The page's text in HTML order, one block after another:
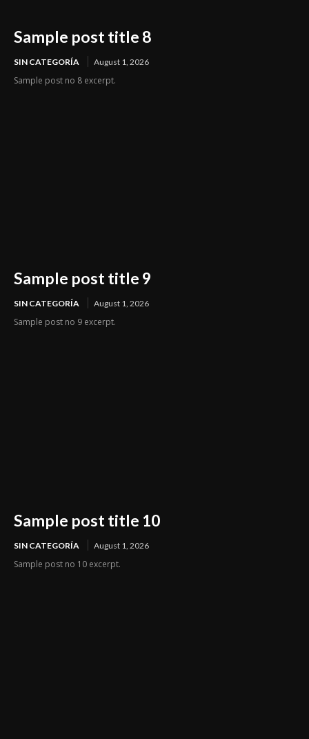
Sample post title 8
SIN CATEGORÍA August 1, 2026
Sample post no 8 excerpt.
Sample post title 9
SIN CATEGORÍA August 1, 2026
Sample post no 9 excerpt.
Sample post title 10
SIN CATEGORÍA August 1, 2026
Sample post no 10 excerpt.